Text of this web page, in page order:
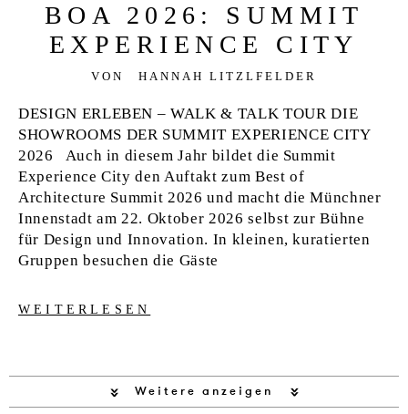
BOA 2026: SUM­MIT
EX­PE­RI­ENCE CITY
VON HANNAH LITZLFELDER
DESIGN ERLEBEN – WALK & TALK TOUR DIE
SHOWROOMS DER SUMMIT EXPERIENCE CITY
2026 Auch in diesem Jahr bildet die Summit
Experience City den Auftakt zum Best of
Architecture Summit 2026 und macht die Münchner
Innenstadt am 22. Oktober 2026 selbst zur Bühne
für Design und Innovation. In kleinen, kuratierten
Gruppen besuchen die Gäste
WEITERLESEN
Weitere anzeigen